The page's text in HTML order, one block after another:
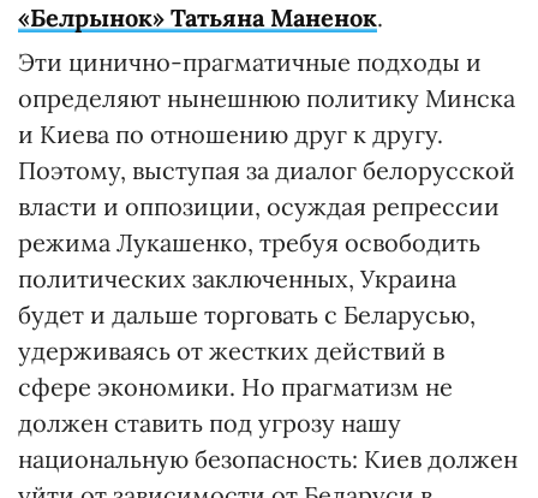
«Белрынок» Татьяна Маненок.
Эти цинично-прагматичные подходы и
определяют нынешнюю политику Минска
и Киева по отношению друг к другу.
Поэтому, выступая за диалог белорусской
власти и оппозиции, осуждая репрессии
режима Лукашенко, требуя освободить
политических заключенных, Украина
будет и дальше торговать с Беларусью,
удерживаясь от жестких действий в
сфере экономики. Но прагматизм не
должен ставить под угрозу нашу
национальную безопасность: Киев должен